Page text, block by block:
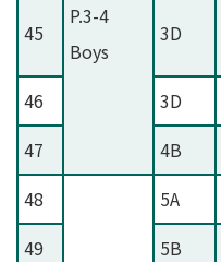
P.3-4
Boys
45 3D
46 3D
47
4B
48
5A
49
5B